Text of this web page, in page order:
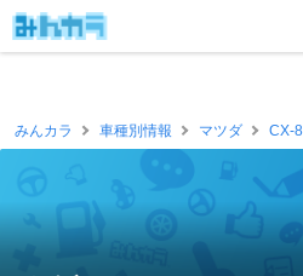
みんカラ 車種別情報 マツダ CX-8